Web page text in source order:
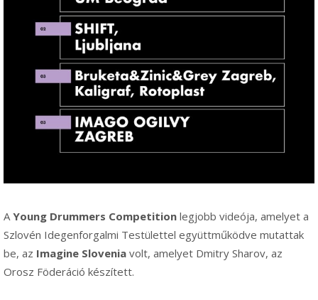
A Young Drummers Competition legjobb videója, amelyet a
Szlovén Idegenforgalmi Testülettel együttműködve mutattak
be, az Imagine Slovenia volt, amelyet Dmitry Sharov, az
Orosz Föderáció készített.